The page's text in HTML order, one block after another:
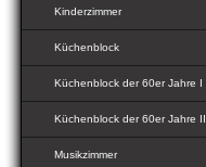
Kinderzimmer
Küchenblock
Küchenblock der 60er Jahre I
Küchenblock der 60er Jahre II
Musikzimmer